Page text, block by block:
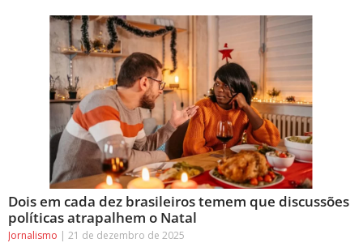
Dois em cada dez brasileiros temem que discussões
políticas atrapalhem o Natal
Jornalismo 21 de dezembro de 2025